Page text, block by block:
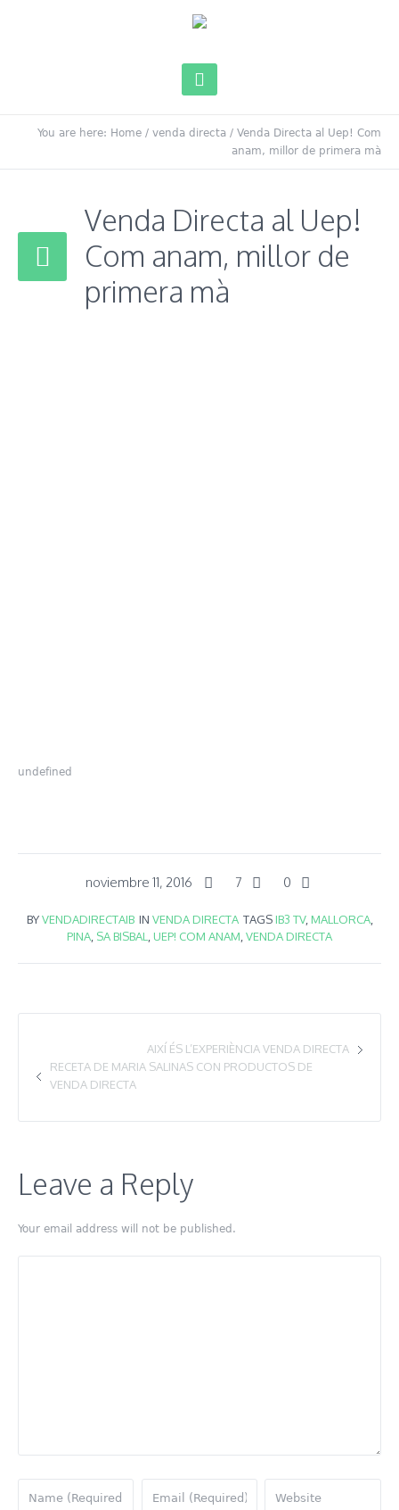
You are here: Home / venda directa / Venda Directa al Uep! Com
anam, millor de primera mà
Venda Directa al Uep!
Com anam, millor de
primera mà
undefined
noviembre 11, 2016 7 0
BYVENDADIRECTAIB IN VENDA DIRECTA TAGSIB3 TV, MALLORCA,
PINA SA BISBAL UEP! COM ANAM VENDA DIRECTA
AIXÍ ÉS L’EXPERIÈNCIA VENDA DIRECTA
RECETA DE MARIA SALINAS CON PRODUCTOS DE
VENDA DIRECTA
Leave a Reply
Your email address will not be published.